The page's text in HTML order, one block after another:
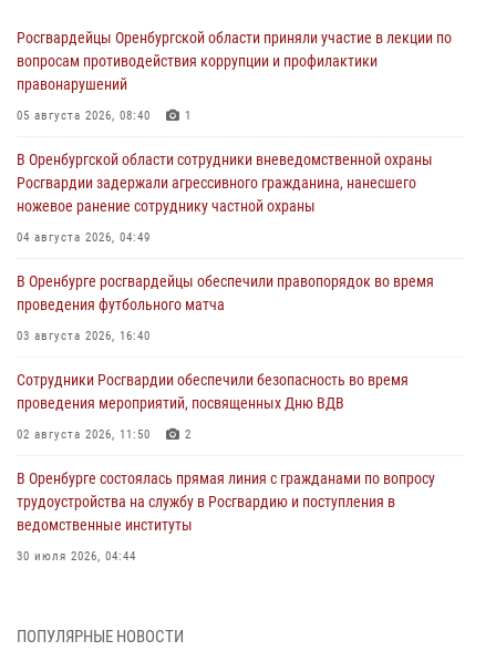
Росгвардейцы Оренбургской области приняли участие в лекции по
вопросам противодействия коррупции и профилактики
правонарушений
05 августа 2026, 08:40 1
В Оренбургской области сотрудники вневедомственной охраны
Росгвардии задержали агрессивного гражданина, нанесшего
ножевое ранение сотруднику частной охраны
04 августа 2026, 04:49
В Оренбурге росгвардейцы обеспечили правопорядок во время
проведения футбольного матча
03 августа 2026, 16:40
Сотрудники Росгвардии обеспечили безопасность во время
проведения мероприятий, посвященных Дню ВДВ
02 августа 2026, 11:50 2
В Оренбурге состоялась прямая линия с гражданами по вопросу
трудоустройства на службу в Росгвардию и поступления в
ведомственные институты
30 июля 2026, 04:44
28 июля 2026, 09:41 1
ПОПУЛЯРНЫЕ НОВОСТИ